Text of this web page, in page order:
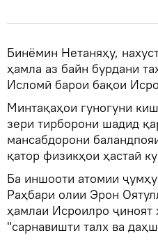
Бинёмин Нетаняҳу,
ҳамла аз байн бурдани
Исломӣ барои бақои
Минтақаҳои гуногуни
зери тирборони шадид
мансабдорони
қатор физикҳои ҳастаӣ
Ба иншооти атомии
Раҳбари олии Эрон
ҳамлаи Исроилро ҷиноят
"сарнавишти талх ва